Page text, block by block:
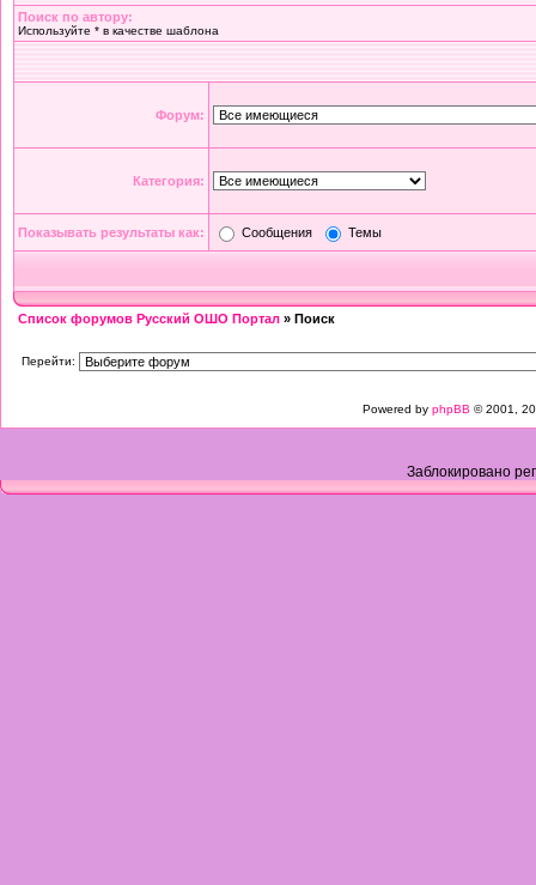
Поиск по автору:
Используйте * в качестве шаблона
Форум:
Категория:
Показывать результаты как: Сообщения Темы
Список форумов Русский ОШО Портал » Поиск
Перейти:
Powered by phpBB © 2001,
Заблокировано